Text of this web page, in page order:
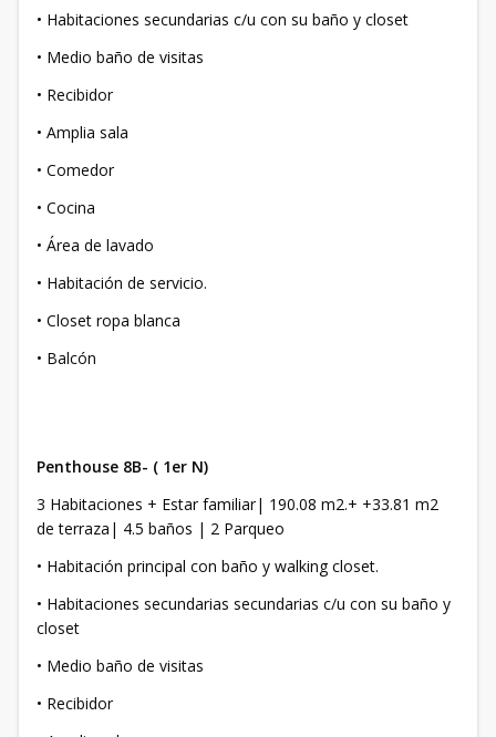
• Habitaciones secundarias c/u con su baño y closet
• Medio baño de visitas
• Recibidor
• Amplia sala
• Comedor
• Cocina
• Área de lavado
• Habitación de servicio.
• Closet ropa blanca
• Balcón
Penthouse 8B- ( 1er N)
3 Habitaciones + Estar familiar| 190.08 m2.+ +33.81 m2
de terraza| 4.5 baños | 2 Parqueo
• Habitación principal con baño y walking closet.
• Habitaciones secundarias secundarias c/u con su baño y
closet
• Medio baño de visitas
• Recibidor